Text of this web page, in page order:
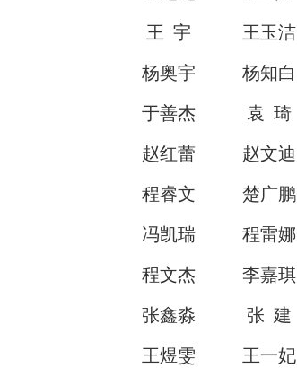
王 宇 王玉洁
杨奥宇 杨知白
于善杰 袁 琦
赵红蕾 赵文迪
程睿文 楚广鹏
冯凯瑞 程雷娜
程文杰 李嘉琪
张鑫淼 张 建
王煜雯 王一妃